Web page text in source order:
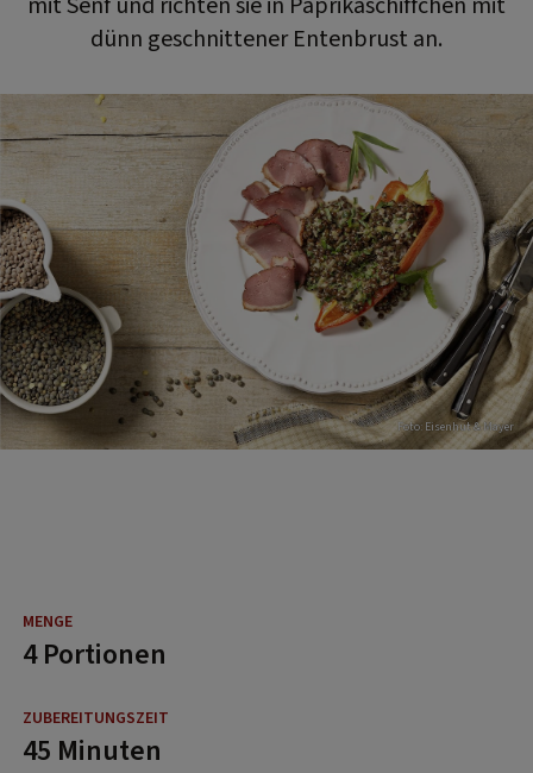
dünn geschnittener Entenbrust an.
Foto: Eisenhut & Mayer
4 Portionen
45 Minuten